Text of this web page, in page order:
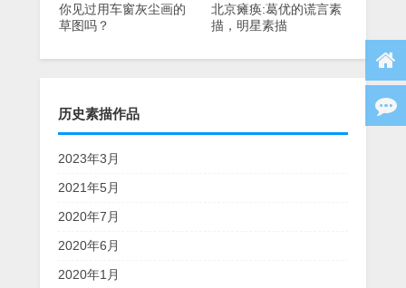
你见过用车窗灰尘画的
草图吗？
北京瘫痪:葛优的谎言素
描，明星素描
历史素描作品
2023年3月
2021年5月
2020年7月
2020年6月
2020年1月